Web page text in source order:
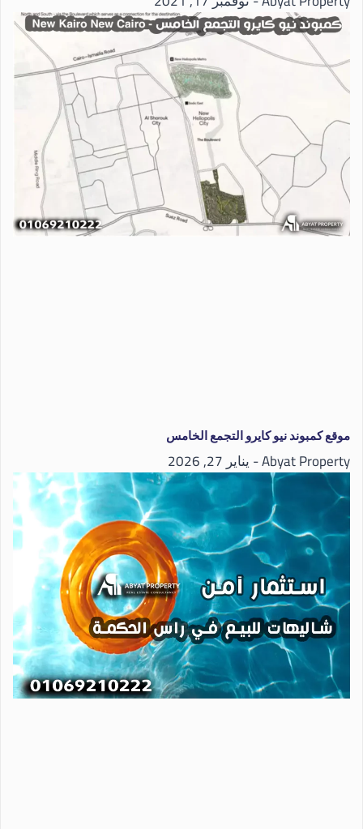
موقع كمبوند نيو كايرو التجمع الخامس
Abyat Property يناير 27, 2026